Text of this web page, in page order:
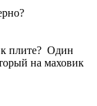
плите? Один
на маховик